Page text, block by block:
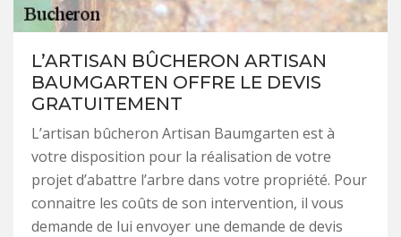
L’ARTISAN BÛCHERON ARTISAN
BAUMGARTEN OFFRE LE DEVIS
GRATUITEMENT
L’artisan bûcheron Artisan Baumgarten est à
votre disposition pour la réalisation de votre
projet d’abattre l’arbre dans votre propriété. Pour
connaitre les coûts de son intervention, il vous
demande de lui envoyer une demande de devis